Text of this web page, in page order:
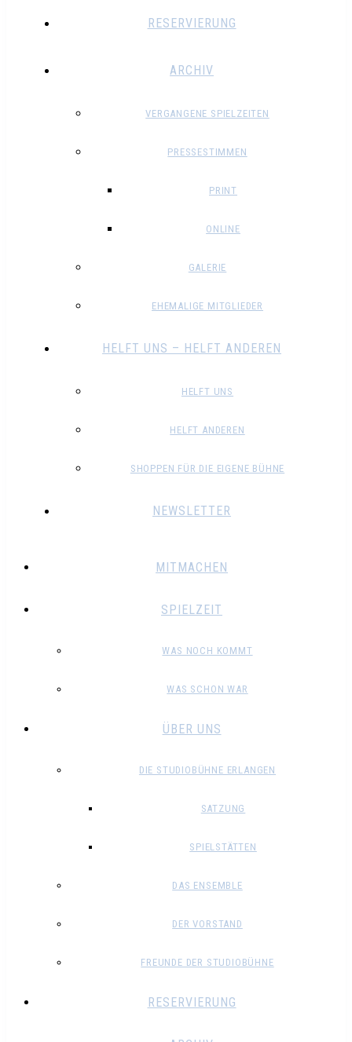
RESERVIERUNG
ARCHIV
VERGANGENE SPIELZEITEN
PRESSESTIMMEN
PRINT
ONLINE
GALERIE
EHEMALIGE MITGLIEDER
HELFT UNS – HELFT ANDEREN
HELFT UNS
HELFT ANDEREN
SHOPPEN FÜR DIE EIGENE BÜHNE
NEWSLETTER
MITMACHEN
SPIELZEIT
WAS NOCH KOMMT
WAS SCHON WAR
ÜBER UNS
DIE STUDIOBÜHNE ERLANGEN
SATZUNG
SPIELSTÄTTEN
DAS ENSEMBLE
DER VORSTAND
FREUNDE DER STUDIOBÜHNE
RESERVIERUNG